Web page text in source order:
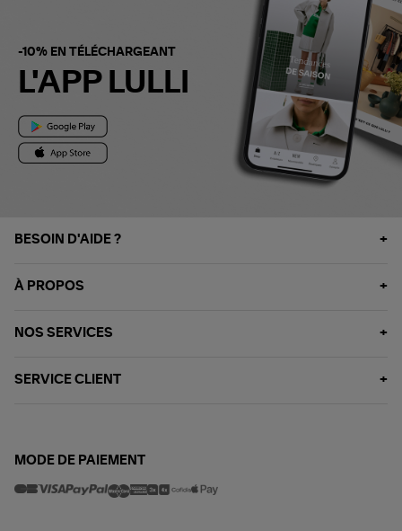
-10% EN TÉLÉCHARGEANT
L'APP LULLI
BESOIN D'AIDE ?
À PROPOS
NOS SERVICES
SERVICE CLIENT
MODE DE PAIEMENT